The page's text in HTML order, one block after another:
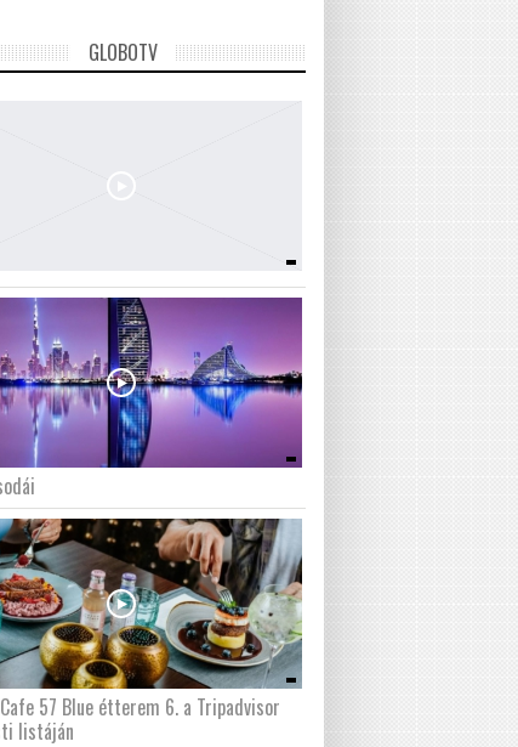
GLOBOTV
57 Blue étterem 6. a Tripadvisor
listáján